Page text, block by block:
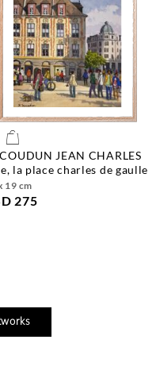
JEAN CHARLES
la place charles de gaulle
19 cm
275